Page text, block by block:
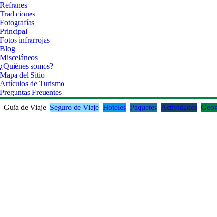
Refranes
Tradiciones
Fotografías
Principal
Fotos infrarrojas
Blog
Misceláneos
¿Quiénes somos?
Mapa del Sitio
Artículos de Turismo
Preguntas Freuentes
Guía de Viaje Seguro de Viaje Hoteles Paquetes Actividades